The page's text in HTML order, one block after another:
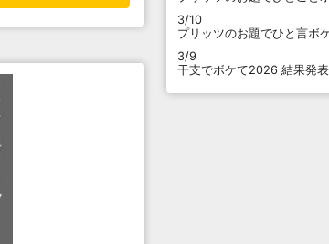
3/10
プリッツのお題でひと言ボ
3/9
干支でボケて2026 結果発表